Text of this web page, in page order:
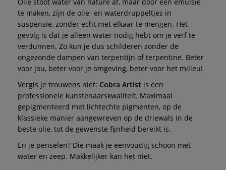
te maken, zijn de olie- en waterdruppeltjes in
suspensie, zonder echt met elkaar te mengen. Het
gevolg is dat je alleen water nodig hebt om je verf te
verdunnen. Zo kun je dus schilderen zonder de
ongezonde dampen van terpentijn of terpentine. Beter
voor jou, beter voor je omgeving, beter voor het milieu!
Vergis je trouwens niet: Cobra Artist is een
professionele kunstenaarskwaliteit. Maximaal
gepigmenteerd met lichtechte pigmenten, op de
klassieke manier aangewreven op de driewals in de
beste olie, tot de gewenste fijnheid bereikt is.
En je penselen? Die maak je eenvoudig schoon met
water en zeep. Makkelijker kan het niet.